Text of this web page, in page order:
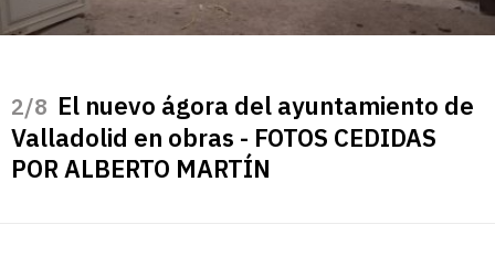
/8 El nuevo ágora del ayuntamiento de
Valladolid en obras - FOTOS CEDIDAS
POR ALBERTO MARTÍN